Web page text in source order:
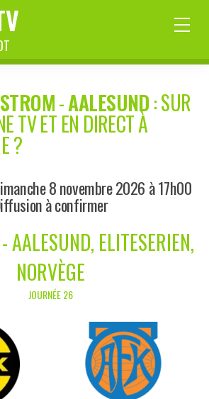
-AALESUND: SUR
TV ET EN DIRECT À
?
8 novembre 2026 à 17h00
à confirmer
AALESUND, ELITESERIEN,
NORVÈGE
JOURNÉE 26